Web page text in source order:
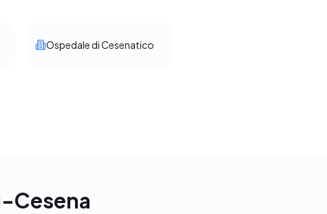
Ospedale di Cesenatico
Cesena